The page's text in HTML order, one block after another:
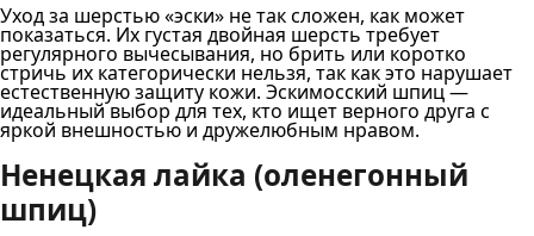
Уход за шерстью «эски» не так сложен, как может
показаться. Их густая двойная шерсть требует
регулярного вычесывания, но брить или коротко
стричь их категорически нельзя, так как это нарушает
естественную защиту кожи. Эскимосский шпиц —
идеальный выбор для тех, кто ищет верного друга с
яркой внешностью и дружелюбным нравом.
Ненецкая лайка (оленегонный
шпиц)